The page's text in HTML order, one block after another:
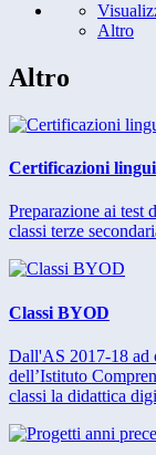
Altro
Altro
Certificazioni
Preparazione ai test
classi terze
Classi BYOD
Dall'AS 2017-18 ad
dell’Istituto
classi la didattica